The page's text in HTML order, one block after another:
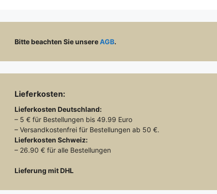
Bitte beachten Sie unsereAGB.
Lieferkosten:
Lieferkosten Deutschland:
– 5 € für Bestellungen bis 49.99 Euro
– Versandkostenfrei für Bestellungen ab 50 €.
Lieferkosten Schweiz:
– 26.90 € für alle Bestellungen
Lieferung mit DHL